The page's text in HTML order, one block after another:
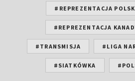
#REPREZENTACJA
#REPREZENTACJA
#TRANSMISJA #LIGA
#SIATKÓWKA